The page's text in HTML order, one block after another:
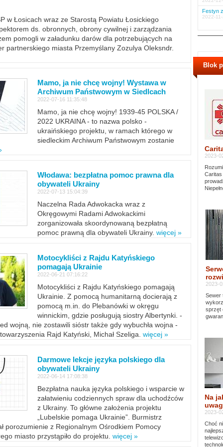
w Łosicach wraz ze Starostą Powiatu Łosickiego
ds. obronnych, obrony cywilnej i zarządzania
pomogli w załadunku darów dla potrzebujących na
partnerskiego miasta Przemyślany Zozulya Oleksndr.
Mamo, ja nie chcę wojny! Wystawa w
Archiwum Państwowym w Siedlcach
2022-07-16 11:35:48
Mamo, ja nie chcę wojny! 1939-45 POLSKA /
2022 UKRAINA - to nazwa polsko -
ukraińskiego projektu, w ramach którego w
siedleckim Archiwum Państwowym zostanie
Włodawa: bezpłatna pomoc prawna dla
obywateli Ukrainy
2022-07-13 15:04:39
Naczelna Rada Adwokacka wraz z
Okręgowymi Radami Adwokackimi
zorganizowała skoordynowaną bezpłatną
pomoc prawną dla obywateli Ukrainy. więcej »
Motocykliści z Rajdu Katyńskiego
pomagają Ukrainie
2022-06-21 07:16:22
Motocykliści z Rajdu Katyńskiego pomagają
Ukrainie. Z pomocą humanitarną docierają z
pomocą m.in. do Plebanówki w okręgu
winnickim, gdzie posługują siostry Albertynki. -
wojną, nie zostawili sióstr także gdy wybuchła wojna -
Rajd Katyński, Michał Szeliga. więcej »
Darmowe lekcje języka polskiego dla
obywateli Ukrainy
2022-06-14 17:08:38
Bezpłatna nauka języka polskiego i wsparcie w
załatwieniu codziennych spraw dla uchodźców
z Ukrainy. To główne założenia projektu
„Lubelskie pomaga Ukrainie”. Burmistrz
porozumienie z Regionalnym Ośrodkiem Pomocy
miasto przystąpiło do projektu. więcej »
Festyn
2022-
Blok
2023-
Caritas
2023-
Sewer
sprzęt
Na
2023-
Choć